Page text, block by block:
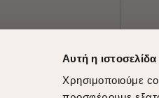
Αυτή η
Χρησιμοποιούμε